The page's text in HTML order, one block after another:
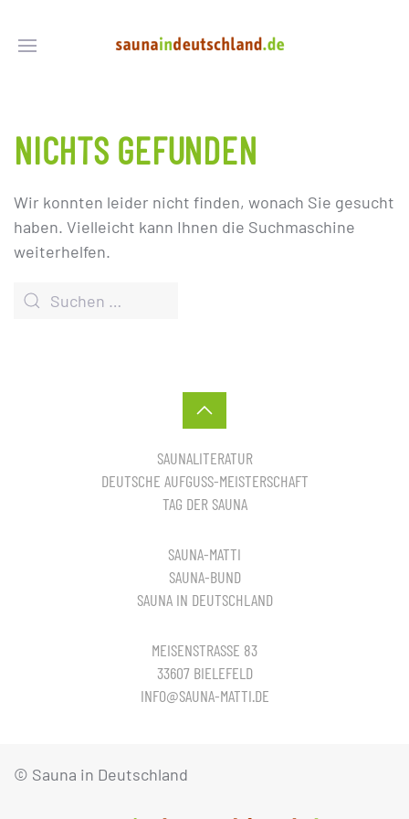
NICHTS GEFUNDEN
Wir konnten leider nicht finden, wonach Sie gesucht
haben. Vielleicht kann Ihnen die Suchmaschine
weiterhelfen.
SAUNALITERATUR
DEUTSCHE AUFGUSS-MEISTERSCHAFT
TAG DER SAUNA
SAUNA-MATTI
SAUNA-BUND
SAUNA IN DEUTSCHLAND
MEISENSTRASSE 83
33607 BIELEFELD
INFO@SAUNA-MATTI.DE
© Sauna in Deutschland